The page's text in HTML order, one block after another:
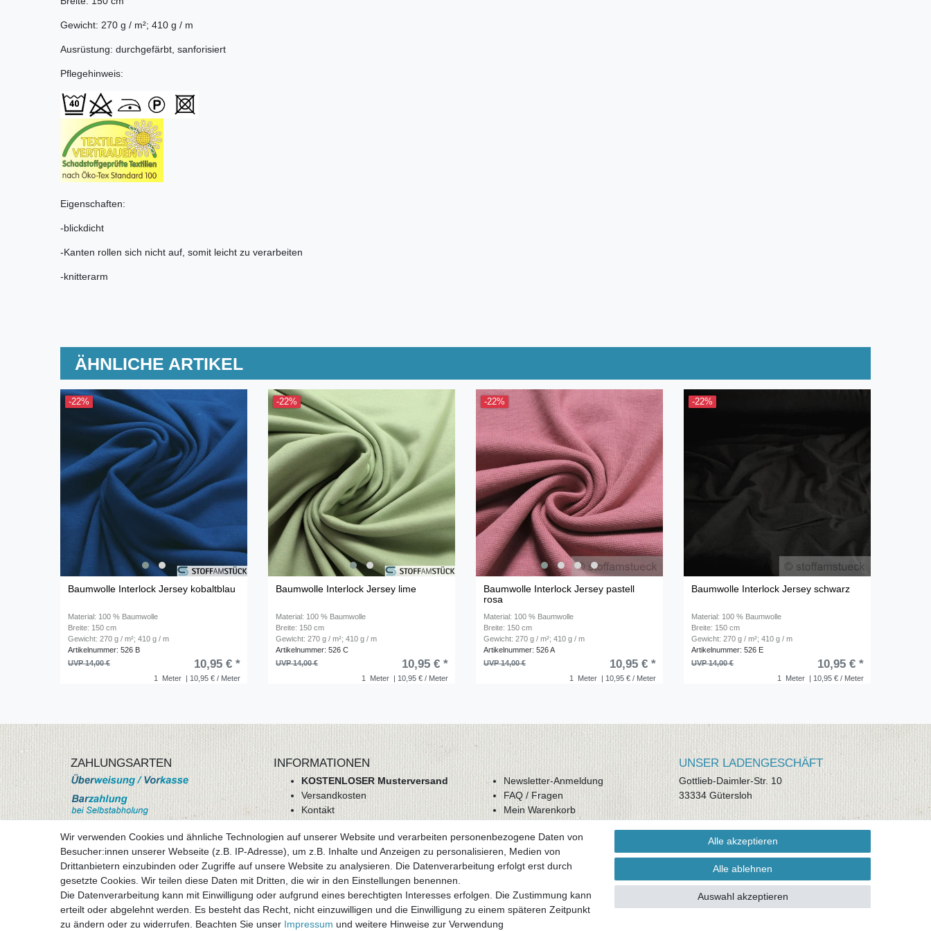
Gewicht: 270 g / m²; 410 g / m
Ausrüstung: durchgefärbt, sanforisiert
Pflegehinweis:
Eigenschaften:
-blickdicht
-Kanten rollen sich nicht auf, somit leicht zu verarbeiten
-knitterarm
ÄHNLICHE ARTIKEL
-22%
Baumwolle Interlock Jersey kobaltblau
Material: 100 % Baumwolle
Breite: 150 cm
Gewicht: 270 g / m²; 410 g / m
Artikelnummer: 526 B
1 Meter | 10,95 € / Meter
UVP 14,00 € 10,95 € *
-22%
Baumwolle Interlock Jersey lime
Material: 100 % Baumwolle
Breite: 150 cm
Gewicht: 270 g / m²; 410 g / m
Artikelnummer: 526 C
1 Meter | 10,95 € / Meter
UVP 14,00 € 10,95 € *
-22%
Baumwolle Interlock Jersey pastell
rosa
Material: 100 % Baumwolle
Breite: 150 cm
Gewicht: 270 g / m²; 410 g / m
Artikelnummer: 526 A
1 Meter | 10,95 € / Meter
UVP 14,00 € 10,95 € *
-22%
Baumwolle Interlock Jersey schwarz
Material: 100 % Baumwolle
Breite: 150 cm
Gewicht: 270 g / m²; 410 g / m
Artikelnummer: 526 E
1 Meter | 10,95 € / Meter
UVP 14,00 € 10,95 € *
ZAHLUNGSARTEN
mehr Informationen
Besuchen sie uns auf
INFORMATIONEN
KOSTENLOSER Musterversand
Versandkosten
Kontakt
AGB
Datenschutz
Impressum
Vertrag widerrufen
Newsletter-Anmeldung
FAQ / Fragen
Mein Warenkorb
Mein Konto
UNSER LADENGESCHÄFT
Gottlieb-Daimler-Str. 10
33334 Gütersloh
ÖFFNUNGSZEITEN
Montag - Dienstag: 8.00 - 18.00 Uhr,
Mittwoch Ruhetag, Donnerstag: 8.00 -
18.00 Uhr, Freitag 8.00 - 14.00 Uhr
KUNDENSERVICE
Wir verwenden Cookies und ähnliche Technologien auf unserer Website und verarbeiten personenbezogene Daten von
Besucher:innen unserer Webseite (z.B. IP-Adresse), um z.B. Inhalte und Anzeigen zu personalisieren, Medien von
Drittanbietern einzubinden oder Zugriffe auf unsere Website zu analysieren. Die Datenverarbeitung erfolgt erst durch
gesetzte Cookies. Wir teilen diese Daten mit Dritten, die wir in den Einstellungen benennen.
Die Datenverarbeitung kann mit Einwilligung oder aufgrund eines berechtigten Interesses erfolgen. Die Zustimmung kann
erteilt oder abgelehnt werden. Es besteht das Recht, nicht einzuwilligen und die Einwilligung zu einem späteren Zeitpunkt
zu ändern oder zu widerrufen. Beachten Sie unser Impressum und weitere Hinweise zur Verwendung
Alle akzeptieren
Alle ablehnen
Auswahl akzeptieren